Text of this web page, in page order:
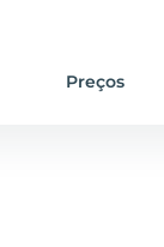
Preços